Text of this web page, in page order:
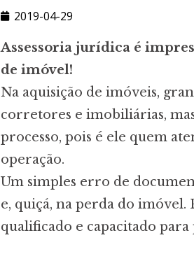
2019-04-29
Assessoria jurídica é
de imóvel!
Na aquisição de imóveis,
corretores e imobiliárias,
processo, pois é ele quem
operação.
Um simples erro de
e, quiçá, na perda do imóvel.
qualificado e capacitado